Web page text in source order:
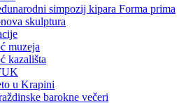
simpozij kipara Forma prima
skulptura
muzeja
kazališta
u Krapini
barokne večeri